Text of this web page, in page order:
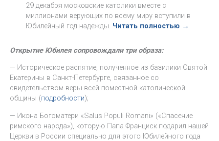
29 декабря московские католики вместе с
миллионами верующих по всему миру вступили в
Юбилейный год надежды. Читать полностью →
Открытие Юбилея сопровождали три образа:
— Историческое распятие, полученное из базилики Святой
Екатерины в Санкт-Петербурге, связанное со
свидетельством веры всей поместной католической
общины (подробности);
— Икона Богоматери «Salus Populi Romani» («Спасение
римского народа»), которую Папа Франциск подарил нашей
Церкви в России специально для этого Юбилейного года